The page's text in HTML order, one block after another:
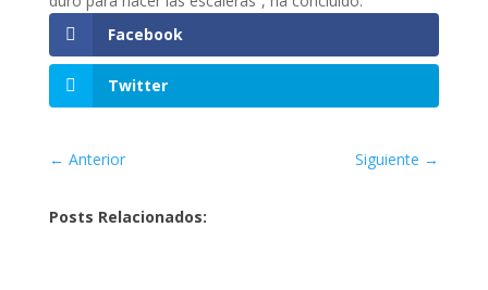
Facebook
Twitter
← Anterior Siguiente →
Posts Relacionados: